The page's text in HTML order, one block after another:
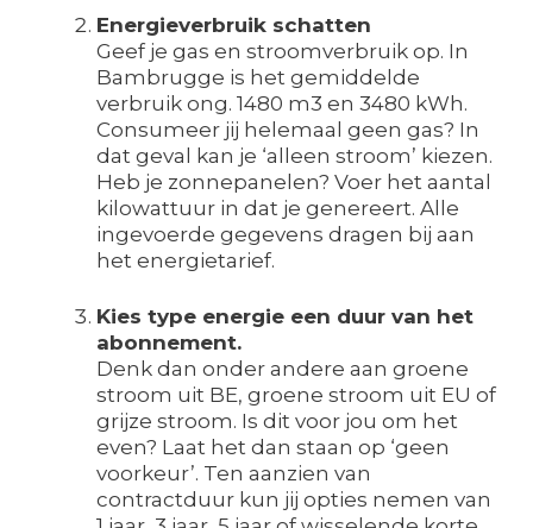
Energieverbruik schatten
Geef je gas en stroomverbruik op. In
Bambrugge is het gemiddelde
verbruik ong. 1480 m3 en 3480 kWh.
Consumeer jij helemaal geen gas? In
dat geval kan je ‘alleen stroom’ kiezen.
Heb je zonnepanelen? Voer het aantal
kilowattuur in dat je genereert. Alle
ingevoerde gegevens dragen bij aan
het energietarief.
Kies type energie een duur van het
abonnement.
Denk dan onder andere aan groene
stroom uit BE, groene stroom uit EU of
grijze stroom. Is dit voor jou om het
even? Laat het dan staan op ‘geen
voorkeur’. Ten aanzien van
contractduur kun jij opties nemen van